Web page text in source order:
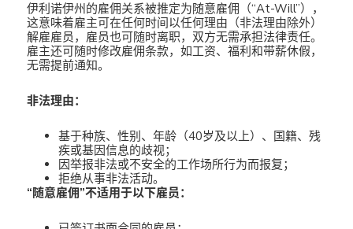
伊利诺伊州的雇佣关系被推定为随意雇佣（“At-Will”），
这意味着雇主可在任何时间以任何理由（非法理由除外）
解雇雇员，雇员也可随时离职，双方无需承担法律责任。
雇主还可随时修改雇佣条款，如工资、福利和带薪休假，
无需提前通知。
非法理由：
基于种族、性别、年龄（40岁及以上）、国籍、残
疾或基因信息的歧视；
因举报非法或不安全的工作场所行为而报复；
拒绝从事非法活动。
“随意雇佣”不适用于以下雇员：